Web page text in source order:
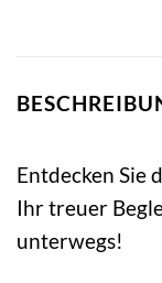
Entdecken Sie
Ihr treuer
unterwegs!